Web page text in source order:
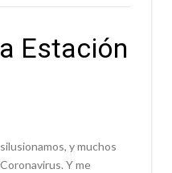
Estación
y muchos
Y me